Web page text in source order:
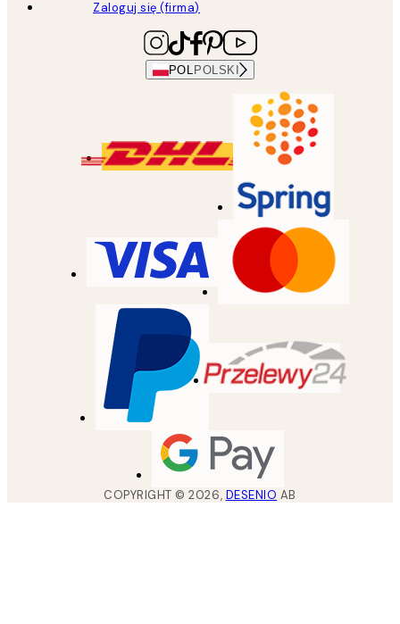
Zaloguj się (firma)
POL POLSKI
COPYRIGHT ©2026, DESENIO AB